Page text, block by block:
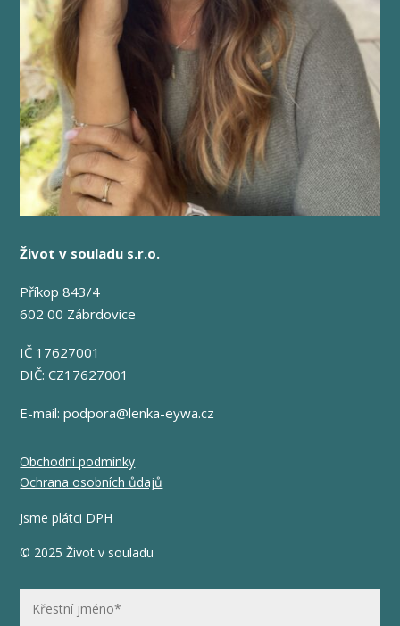
Život v souladu s.r.o.
Příkop 843/4
602 00 Zábrdovice
IČ 17627001
DIČ: CZ17627001
E-mail:podpora@lenka-eywa.cz
Obchodní podmínky
Ochrana osobních ůdajů
Jsme plátci DPH
© 2025 Život v souladu